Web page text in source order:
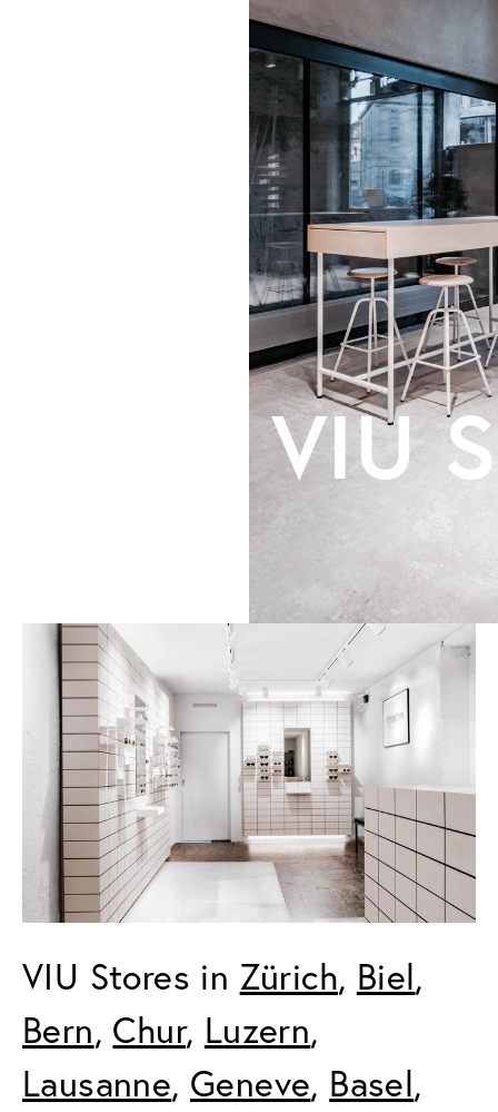
VIU
VIU Stores in Zürich, Biel,
Bern, Chur, Luzern,
Lausanne, Geneve, Basel,